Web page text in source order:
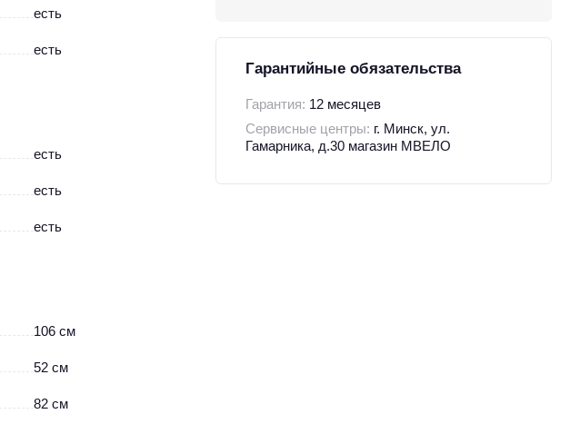
есть
есть
есть
есть
есть
106 см
52 см
82 см
Гарантийные обязательства
Гарантия: 12 месяцев
Сервисные центры: г. Минск, ул.
Гамарника, д.30 магазин МВЕЛО